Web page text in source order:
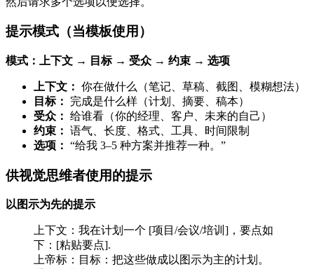
提示模式（当模板使用）
模式：上下文 → 目标 → 受众 → 约束 → 选项
上下文： 你在做什么（笔记、草稿、截图、模糊想法）
目标：
完成是什么样（计划、摘要、稿本）
受众： 给谁看（你的经理、客户、未来的自己）
约束： 语气、长度、格式、工具、时间限制
选项： “给我 3–5 种方案并推荐一种。”
供视觉思维者使用的提示
以图示为先的提示
上下文：我在计划一个 [项目/会议/培训]，要点如
下：[粘贴要点].
上帝标：目标：把这些做成以图示为主的计划。